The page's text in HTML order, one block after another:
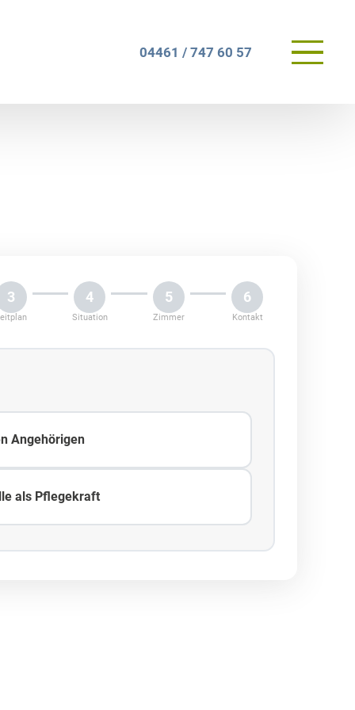
04461 / 747 60 57
Primary
Menu
3 4
Situation
5
Zimmer
6
Kontakt
Angehörigen
als Pflegekraft